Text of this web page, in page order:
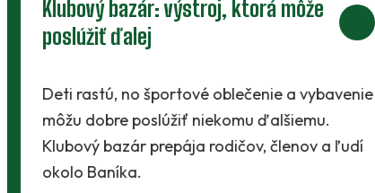
Klub Muži A-tím